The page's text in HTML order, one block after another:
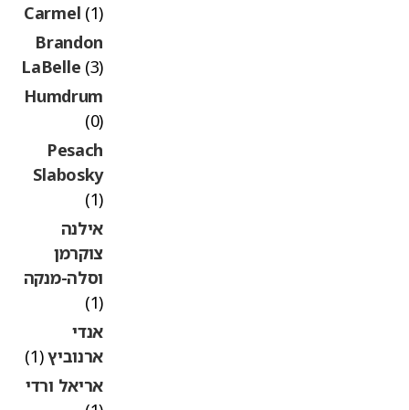
Carmel
Brandon
LaBelle
Humdrum
Pesach
Slabosky
אילנה
צוקרמן
וסלה-מנקה
אנדי
ארנוביץ(1)
אריאל ורדי